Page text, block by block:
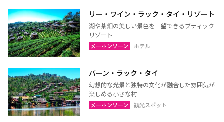
リー・ワイン・ラック・タイ・リゾート
湖や茶畑の美しい景色を一望できるブティック
リゾート
メーホンソーン ホテル
バーン・ラック・タイ
幻想的な光景と独特の文化が融合した雰囲気が
楽しめる小さな村
メーホンソーン 観光スポット